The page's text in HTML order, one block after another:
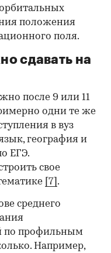
положения
поля.
сдавать на
после 9 или 11
одни те же
в вуз
география и
ЕГЭ.
свое
[7] .
среднего
по профильным
Например,